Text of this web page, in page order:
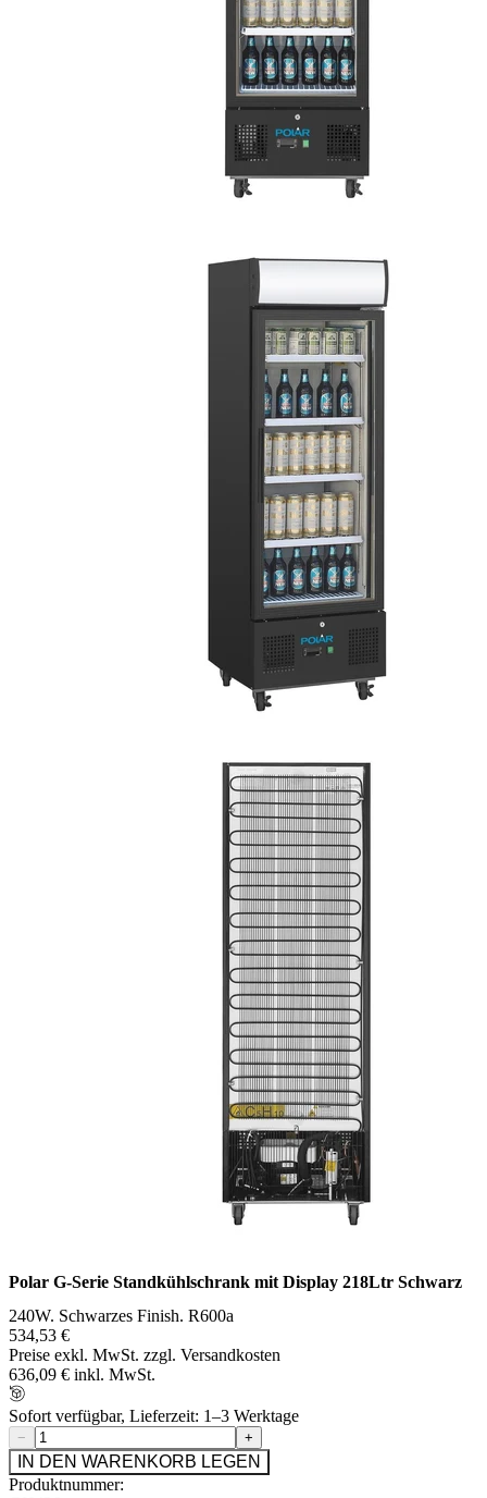
Polar G-Serie Standkühlschrank mit Display 218Ltr Schwarz
240W. Schwarzes Finish. R600a
534,53 €
Preise exkl. MwSt. zzgl. Versandkosten
636,09 € inkl. MwSt.
Sofort verfügbar, Lieferzeit: 1–3 Werktage
− +
IN DEN WARENKORB LEGEN
Produktnummer: